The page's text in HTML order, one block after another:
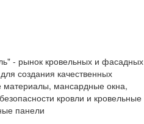
- рынок кровельных и фасадных
создания качественных
материалы, мансардные окна,
кровли и кровельные
панели